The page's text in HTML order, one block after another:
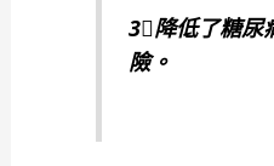
3⃣️降低了糖尿
險。